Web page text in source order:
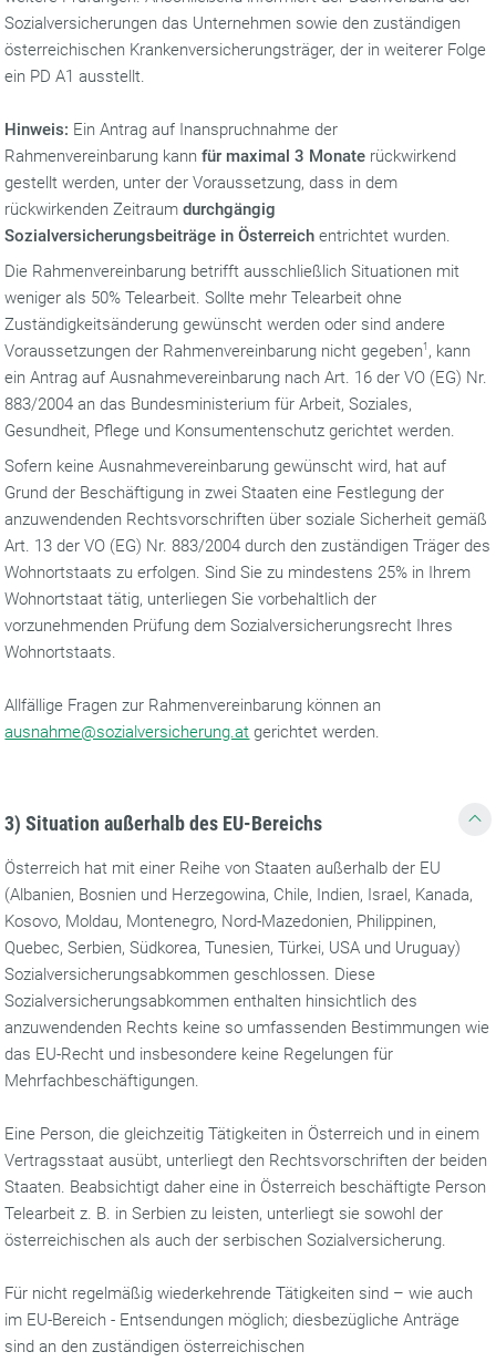
Sozialversicherungen das Unternehmen sowie den zuständigen
österreichischen Krankenversicherungsträger, der in weiterer Folge
ein PD A1 ausstellt.
Hinweis: Ein Antrag auf Inanspruchnahme der
Rahmenvereinbarung kann für maximal 3 Monate rückwirkend
gestellt werden, unter der Voraussetzung, dass in dem
rückwirkenden Zeitraumdurchgängig
Sozialversicherungsbeiträge in Österreichentrichtet wurden.
Die Rahmenvereinbarung betrifft ausschließlich Situationen mit
weniger als 50% Telearbeit. Sollte mehr Telearbeit ohne
Zuständigkeitsänderung gewünscht werden oder sind andere
Voraussetzungen der Rahmenvereinbarung nicht gegeben1 , kann
ein Antrag auf Ausnahmevereinbarung nach Art. 16 der VO (EG) Nr.
883/2004 an das Bundesministerium für Arbeit, Soziales,
Gesundheit, Pflege und Konsumentenschutz gerichtet werden.
Sofern keine Ausnahmevereinbarung gewünscht wird, hat auf
Grund der Beschäftigung in zwei Staaten eine Festlegung der
anzuwendenden Rechtsvorschriften über soziale Sicherheit gemäß
Art. 13 der VO (EG) Nr. 883/2004 durch den zuständigen Träger des
Wohnortstaats zu erfolgen. Sind Sie zu mindestens 25% in Ihrem
Wohnortstaat tätig, unterliegen Sie vorbehaltlich der
vorzunehmenden Prüfung dem Sozialversicherungsrecht Ihres
Wohnortstaats.
Allfällige Fragen zur Rahmenvereinbarung können an
ausnahme@sozialversicherung.at gerichtet werden.
3) Situation außerhalb des EU-Bereichs
Österreich hat mit einer Reihe von Staaten außerhalb der EU
(Albanien, Bosnien und Herzegowina, Chile, Indien, Israel, Kanada,
Kosovo, Moldau, Montenegro, Nord-Mazedonien, Philippinen,
Quebec, Serbien, Südkorea, Tunesien, Türkei, USA und Uruguay)
Sozialversicherungsabkommen geschlossen. Diese
Sozialversicherungsabkommen enthalten hinsichtlich des
anzuwendenden Rechts keine so umfassenden Bestimmungen wie
das EU-Recht und insbesondere keine Regelungen für
Mehrfachbeschäftigungen.
Eine Person, die gleichzeitig Tätigkeiten in Österreich und in einem
Vertragsstaat ausübt, unterliegt den Rechtsvorschriften der beiden
Staaten. Beabsichtigt daher eine in Österreich beschäftigte Person
Telearbeit z. B. in Serbien zu leisten, unterliegt sie sowohl der
österreichischen als auch der serbischen Sozialversicherung.
Für nicht regelmäßig wiederkehrende Tätigkeiten sind – wie auch
im EU-Bereich - Entsendungen möglich; diesbezügliche Anträge
sind an den zuständigen österreichischen